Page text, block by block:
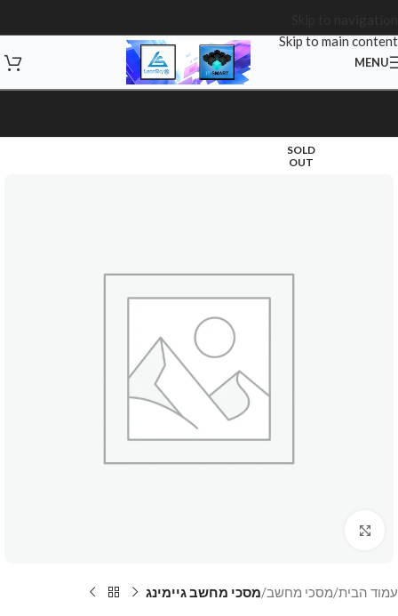
Skip to main content
MENU
SOLD
OUT
עמוד הבית מסכי מחשב מסכי מחשב גיימינג